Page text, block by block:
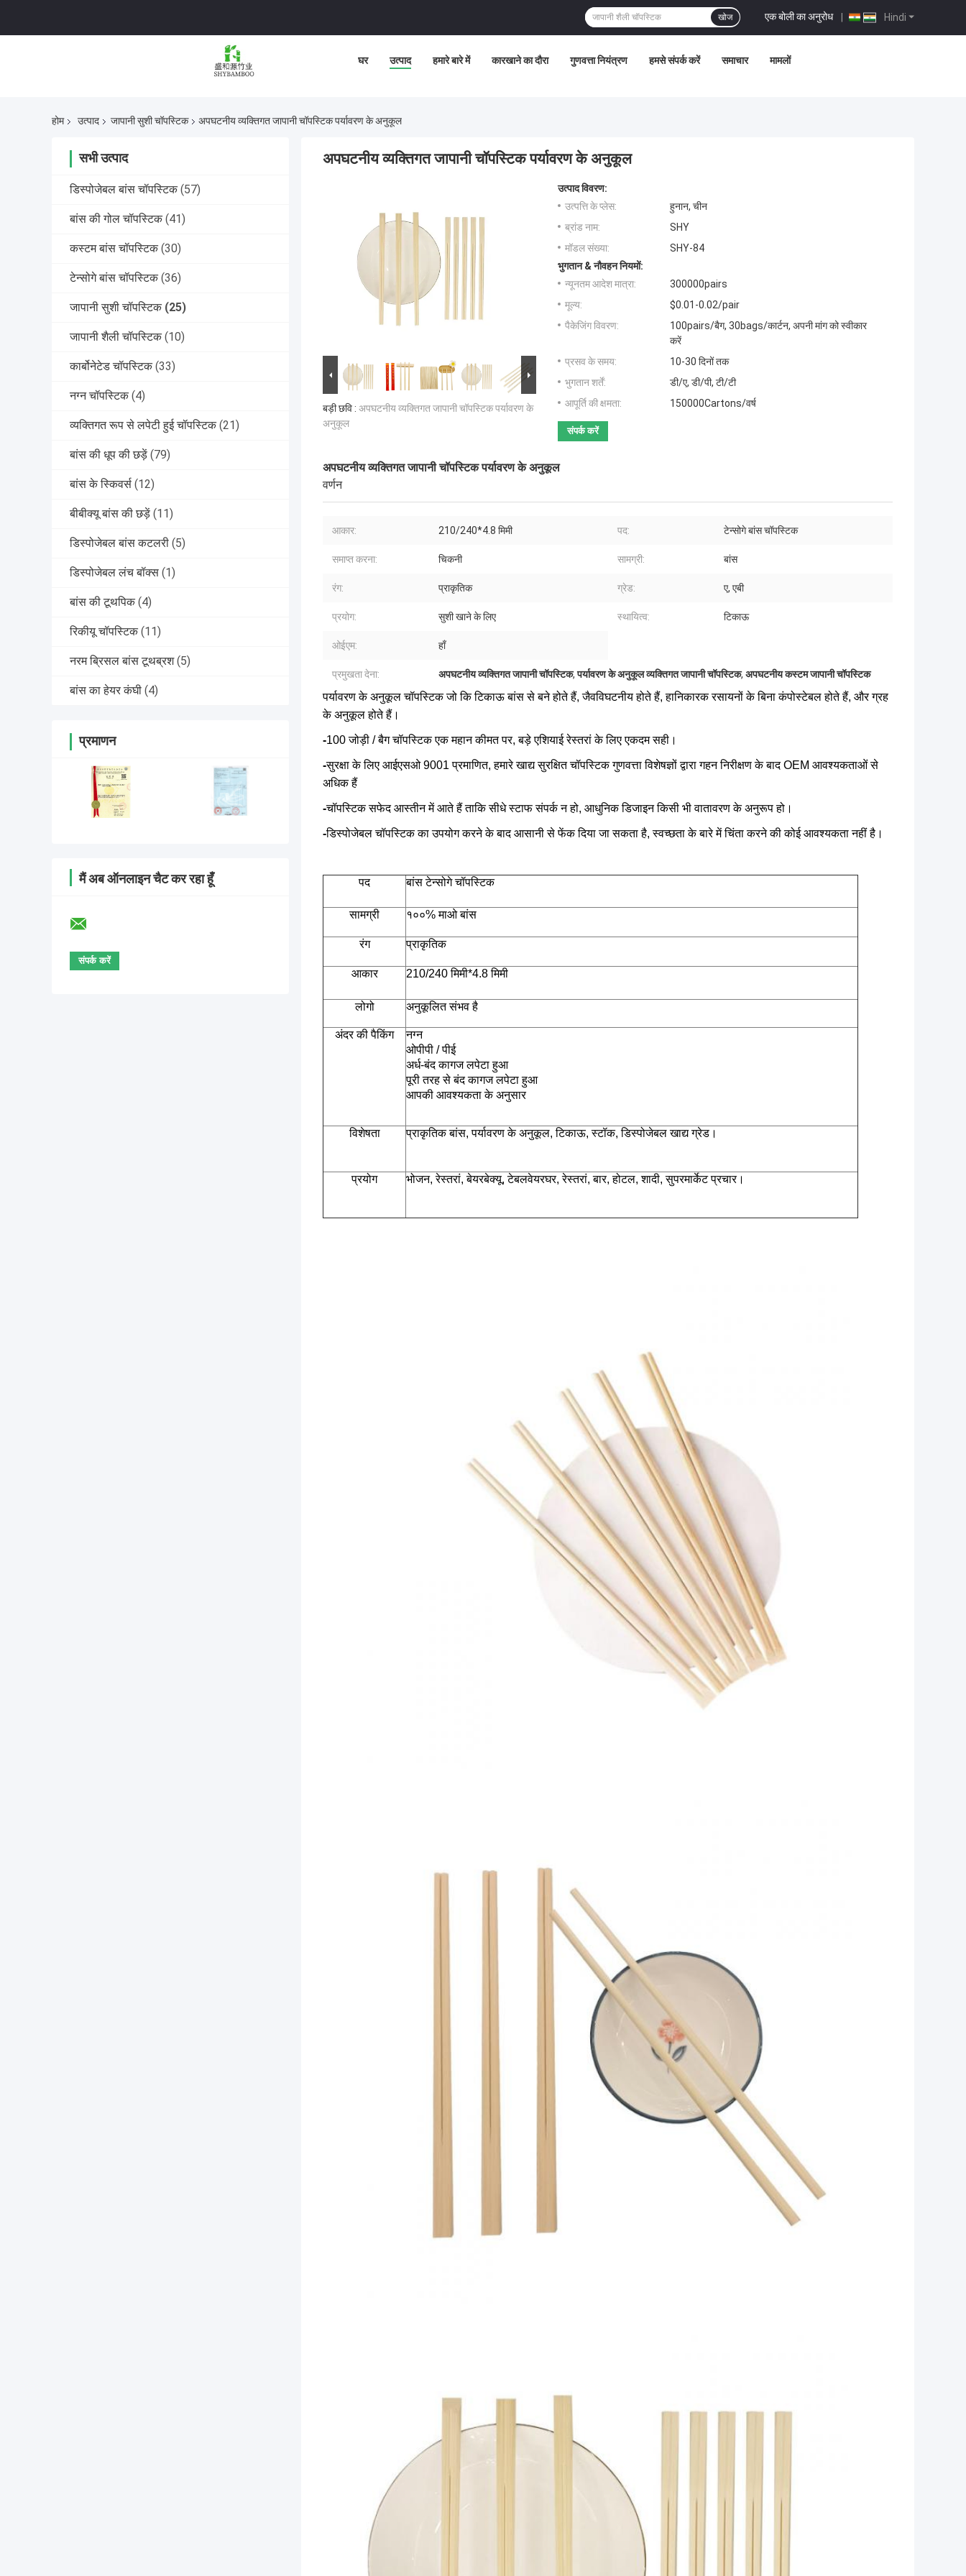
Hindi
एक बोली का अनुरोध |
खोज
घर उत्पाद हमारे बारे में कारखाने का दौरा गुणवत्ता नियंत्रण हमसे संपर्क करें समाचार मामलों
होम उत्पाद जापानी सुशी चॉपस्टिक अपघटनीय व्यक्तिगत जापानी चॉपस्टिक पर्यावरण के अनुकूल
सभी उत्पाद
डिस्पोजेबल बांस चॉपस्टिक (57)
बांस की गोल चॉपस्टिक (41)
कस्टम बांस चॉपस्टिक (30)
टेन्सोगे बांस चॉपस्टिक (36)
जापानी सुशी चॉपस्टिक (25)
जापानी शैली चॉपस्टिक (10)
कार्बोनेटेड चॉपस्टिक (33)
नग्न चॉपस्टिक (4)
व्यक्तिगत रूप से लपेटी हुई चॉपस्टिक (21)
बांस की धूप की छड़ें (79)
बांस के स्किवर्स (12)
बीबीक्यू बांस की छड़ें (11)
डिस्पोजेबल बांस कटलरी (5)
डिस्पोजेबल लंच बॉक्स (1)
बांस की टूथपिक (4)
रिकीयू चॉपस्टिक (11)
नरम ब्रिसल बांस टूथब्रश (5)
बांस का हेयर कंघी (4)
प्रमाणन
मैं अब ऑनलाइन चैट कर रहा हूँ
अपघटनीय व्यक्तिगत जापानी चॉपस्टिक पर्यावरण के अनुकूल
बड़ी छवि : अपघटनीय व्यक्तिगत जापानी चॉपस्टिक पर्यावरण के
अनुकूल
उत्पाद विवरण:
उत्पत्ति के प्लेस:
हुनान, चीन
ब्रांड नाम:
SHY
मॉडल संख्या:
SHY-84
भुगतान & नौवहन नियमों:
न्यूनतम आदेश मात्रा:
300000pairs
मूल्य:
$0.01-0.02/pair
पैकेजिंग विवरण:
100pairs/बैग, 30bags/कार्टन, अपनी मांग को स्वीकार
करें
प्रसव के समय:
10-30 दिनों तक
भुगतान शर्तें:
डी/ए, डी/पी, टी/टी
आपूर्ति की क्षमता:
150000Cartons/वर्ष
संपर्क करें
अपघटनीय व्यक्तिगत जापानी चॉपस्टिक पर्यावरण के अनुकूल
वर्णन
आकार: 210/240*4.8 मिमी पद: टेन्सोगे बांस चॉपस्टिक
समाप्त करना: चिकनी सामग्री: बांस
रंग: प्राकृतिक ग्रेड: ए, एबी
प्रयोग: सुशी खाने के लिए स्थायित्व: टिकाऊ
ओईएम: हाँ
प्रमुखता देना: अपघटनीय व्यक्तिगत जापानी चॉपस्टिक,पर्यावरण के अनुकूल व्यक्तिगत जापानी चॉपस्टिक, अपघटनीय कस्टम जापानी चॉपस्टिक
पर्यावरण के अनुकूल चॉपस्टिक जो कि टिकाऊ बांस से बने होते हैं, जैवविघटनीय होते हैं, हानिकारक रसायनों के बिना कंपोस्टेबल होते हैं, और ग्रह
के अनुकूल होते हैं।
-100 जोड़ी / बैग चॉपस्टिक एक महान कीमत पर, बड़े एशियाई रेस्तरां के लिए एकदम सही।
-सुरक्षा के लिए आईएसओ 9001 प्रमाणित, हमारे खाद्य सुरक्षित चॉपस्टिक गुणवत्ता विशेषज्ञों द्वारा गहन निरीक्षण के बाद OEM आवश्यकताओं से
अधिक हैं
-चॉपस्टिक सफेद आस्तीन में आते हैं ताकि सीधे स्टाफ संपर्क न हो, आधुनिक डिजाइन किसी भी वातावरण के अनुरूप हो।
-डिस्पोजेबल चॉपस्टिक का उपयोग करने के बाद आसानी से फेंक दिया जा सकता है, स्वच्छता के बारे में चिंता करने की कोई आवश्यकता नहीं है।
पद बांस टेन्सोगे चॉपस्टिक
सामग्री १००% माओ बांस
रंग प्राकृतिक
आकार 210/240 मिमी*4.8 मिमी
लोगो अनुकूलित संभव है
अंदर की पैकिंग
नग्न
ओपीपी / पीई
अर्ध-बंद कागज लपेटा हुआ
पूरी तरह से बंद कागज लपेटा हुआ
आपकी आवश्यकता के अनुसार
विशेषता प्राकृतिक बांस, पर्यावरण के अनुकूल, टिकाऊ, स्टॉक, डिस्पोजेबल खाद्य ग्रेड।
प्रयोग भोजन, रेस्तरां, बेयरबेक्यू, टेबलवेयरघर, रेस्तरां, बार, होटल, शादी, सुपरमार्केट प्रचार।